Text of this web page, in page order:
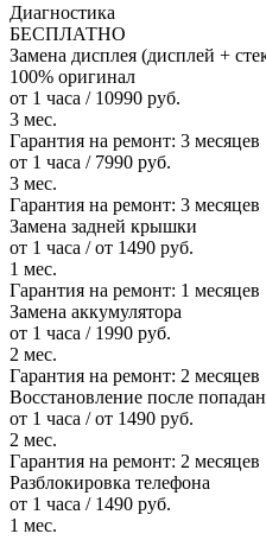
Диагностика
БЕСПЛАТНО
Замена дисплея (дисплей +
100% оригинал
от 1 часа / 10990 руб.
3 мес.
Гарантия на ремонт: 3 месяцев
от 1 часа / 7990 руб.
3 мес.
Гарантия на ремонт: 3 месяцев
Замена задней крышки
от 1 часа / от 1490 руб.
1 мес.
Гарантия на ремонт: 1 месяцев
Замена аккумулятора
от 1 часа / 1990 руб.
2 мес.
Гарантия на ремонт: 2 месяцев
Восстановление после
от 1 часа / от 1490 руб.
2 мес.
Гарантия на ремонт: 2 месяцев
Разблокировка телефона
от 1 часа / 1490 руб.
1 мес.